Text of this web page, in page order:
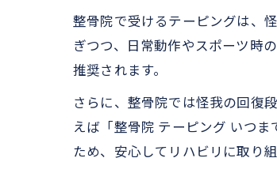
整骨院で受けるテーピングは、
ぎつつ、日常動作やスポーツ時
推奨されます。
さらに、整骨院では怪我の回復
えば「整骨院 テーピング いつ
ため、安心してリハビリに取り組